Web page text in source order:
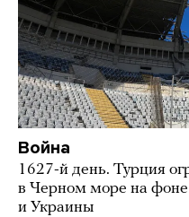
Война
1627-й день. Турция
в Черном море на фоне
и Украины